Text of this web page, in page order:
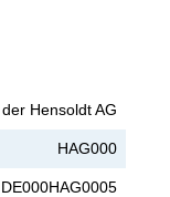
Hensoldt AG
HAG000
DE000HAG0005